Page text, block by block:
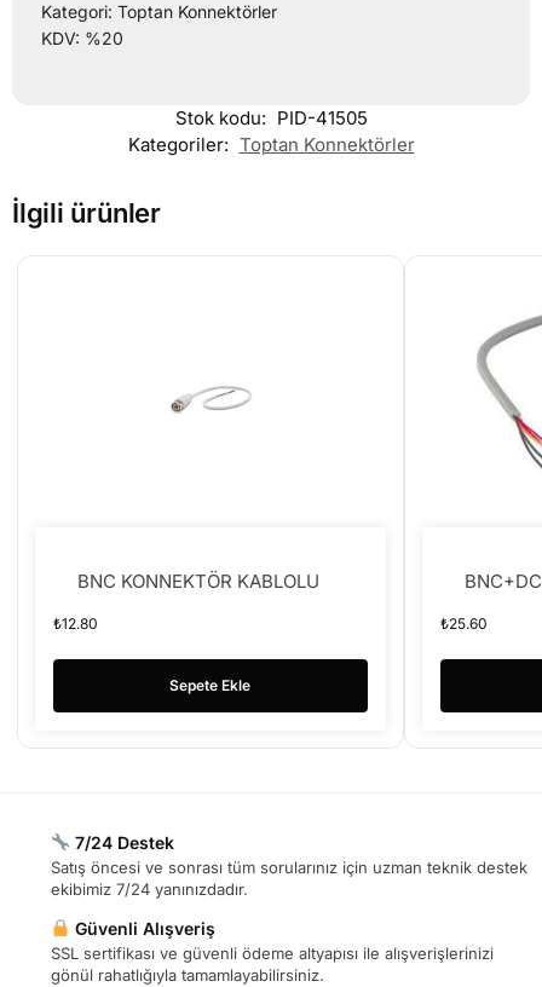
Kategori: Toptan Konnektörler
KDV: %20
Stok kodu: PID-41505
Kategoriler: Toptan Konnektörler
İlgili ürünler
BNC KONNEKTÖR KABLOLU
₺12.80
Sepete Ekle
₺25.60
7/24 Destek
Satış öncesi ve sonrası tüm sorularınız için uzman teknik destek
ekibimiz 7/24 yanınızdadır.
Güvenli Alışveriş
SSL sertifikası ve güvenli ödeme altyapısı ile alışverişlerinizi
gönül rahatlığıyla tamamlayabilirsiniz.